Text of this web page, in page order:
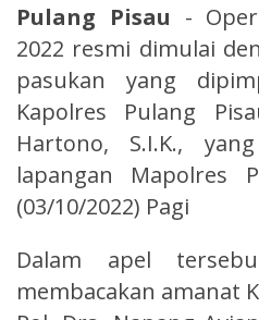
Pulang Pisau -
2022 resmi dimulai
pasukan yang
Kapolres Pulang
Hartono, S.I.K.,
lapangan Mapolres
(03/10/2022) Pagi
Dalam apel
membacakan amanat